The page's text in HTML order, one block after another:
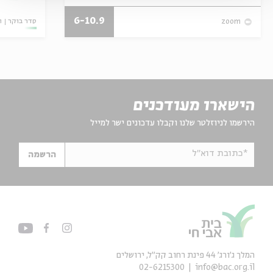
zoom
6-10.9 סדר בוקר
הישארו מעודכנים
הירשמו לניוזלטר שלנו וקבלו עדכונים ישר למייל
*כתובת דוא"ל הרשמה
המלך ג'ורג' 44 פינת רחוב קק״ל, ירושלים
info@bac.org.il
02-6215300